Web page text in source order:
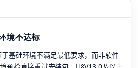
境不达标
基础环境不满足最低要求，而非软件